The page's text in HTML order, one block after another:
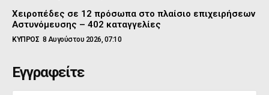
Χειροπέδες σε 12 πρόσωπα στο πλαίσιο επιχειρήσεων
Αστυνόμευσης – 402 καταγγελίες
ΚΥΠΡΟΣ 8 Αυγούστου 2026, 07:10
Εγγραφείτε